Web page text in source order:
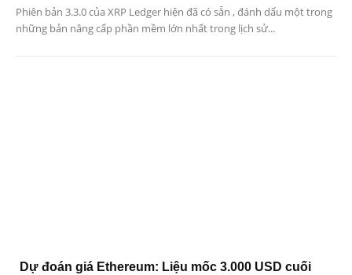
Phiên bản 3.3.0 của XRP Ledger hiện đã có sẵn , đánh dấu một trong
những bản nâng cấp phần mềm lớn nhất trong lịch sử...
Dự đoán giá Ethereum: Liệu mốc 3.000 USD cuối